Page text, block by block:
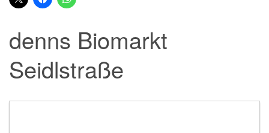
denns Biomarkt
Seidlstraße